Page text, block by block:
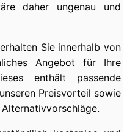
daher ungenau und
Sie innerhalb von
Angebot für Ihre
enthält passende
Preisvorteil sowie